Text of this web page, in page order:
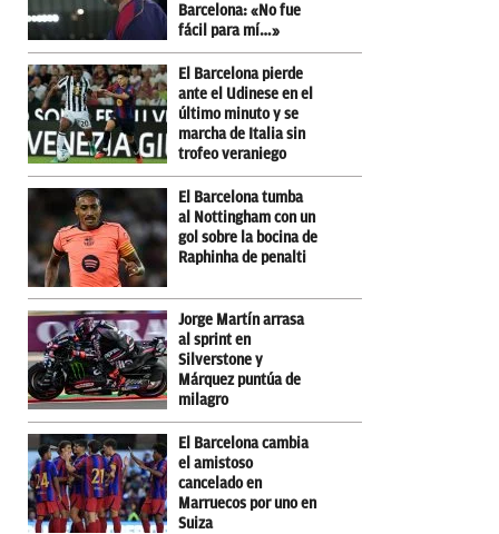
Barcelona: «No fue
fácil para mí…»
El Barcelona pierde
ante el Udinese en el
último minuto y se
marcha de Italia sin
trofeo veraniego
El Barcelona tumba
al Nottingham con un
gol sobre la bocina de
Raphinha de penalti
Jorge Martín arrasa
al sprint en
Silverstone y
Márquez puntúa de
milagro
El Barcelona cambia
el amistoso
cancelado en
Marruecos por uno en
Suiza